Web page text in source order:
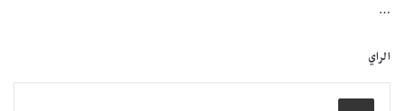
…
الراي